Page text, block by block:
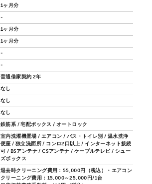
1ヶ月分
-
1ヶ月分
1ヶ月分
-
-
普通借家契約 2年
なし
なし
なし
鉄筋系 / 宅配ボックス / オートロック
室内洗濯機置場 / エアコン / バス・トイレ別 / 温水洗浄
便座 / 独立洗面所 / コンロ2口以上 / インターネット接続
可 / BSアンテナ / CSアンテナ / ケーブルテレビ / シュー
ズボックス
退去時クリーニング費用：55,000円（税込）・エアコン
クリーニング費用：15,000～25,000円/1台